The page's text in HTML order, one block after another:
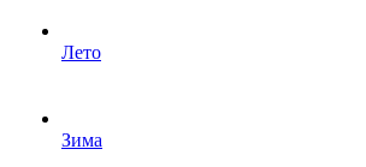
Лето
Зима